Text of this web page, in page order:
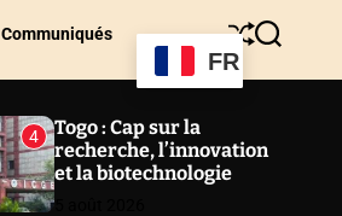
Communiqués
FR
h
e
S
a
h
4
Togo : Cap sur la
recherche, l’innovation
et la biotechnologie
5 août 2026